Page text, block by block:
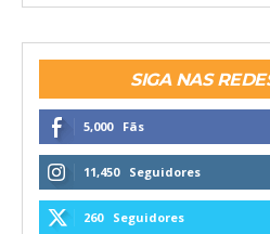
SIGA NAS
5,000 Fãs
11,450 Seguidores
260 Seguidores